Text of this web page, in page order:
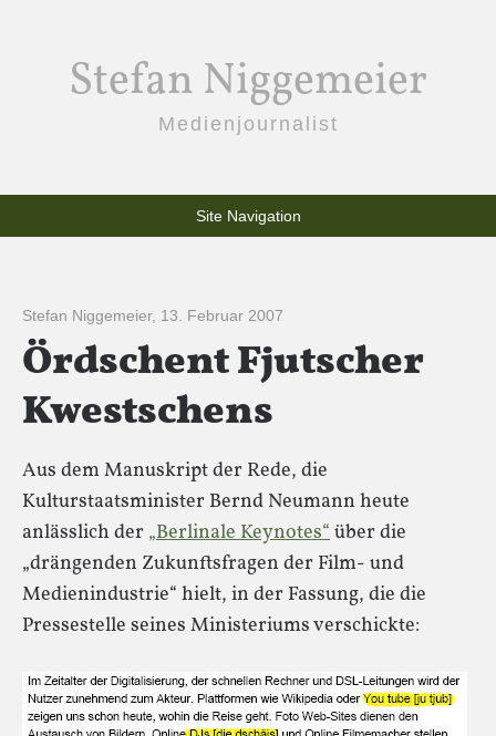
Stefan Niggemeier
Medienjournalist
Site Navigation
Stefan Niggemeier, 13. Februar 2007
Ördschent Fjutscher
Kwestschens
Aus dem Manuskript der Rede, die
Kulturstaatsminister Bernd Neumann heute
anlässlich der „Berlinale Keynotes“über die
„drängenden Zukunftsfragen der Film- und
Medienindustrie“ hielt, in der Fassung, die die
Pressestelle seines Ministeriums verschickte: